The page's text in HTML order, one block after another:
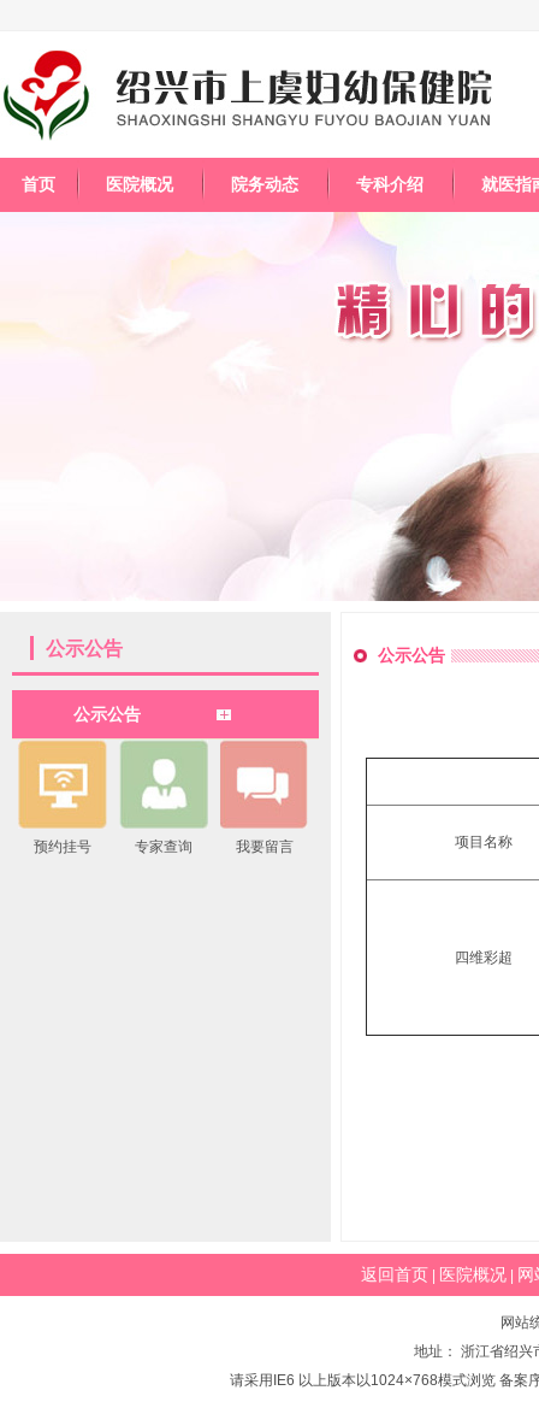
首页 医院概况 院务动态 专科介绍 就医指
公示公告
公示公告
预约挂号 专家查询 我要留言
公示公告
项目名称
四维彩超
返回首页 医院概况| 网
网站
地址： 浙江省绍兴
请采用IE6 以上版本以1024×768模式浏览 备案